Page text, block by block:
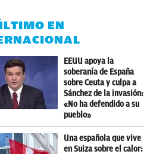
EN
EEUU apoya la
soberanía de España
sobre Ceuta y culpa a
Sánchez de la invasión:
«No ha defendido a su
pueblo»
Una española que vive
en Suiza sobre el calor: